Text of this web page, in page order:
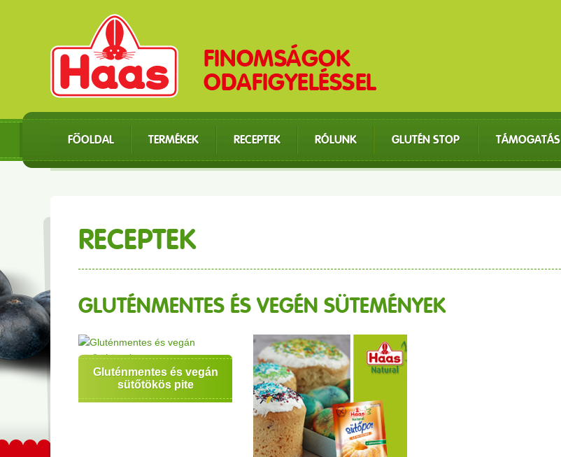
FŐOLDAL TERMÉKEK RECEPTEK RÓLUNK GLUTÉN STOP TÁMOGATÁS
RECEPTEK
GLUTÉNMENTES ÉS VEGÉN SÜTEMÉNYEK
Gluténmentes és vegán
sütőtökös pite